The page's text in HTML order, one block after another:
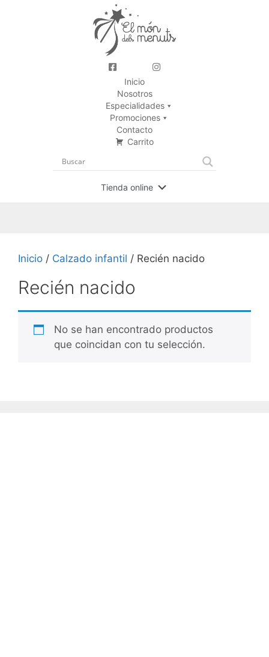
Inicio
Nosotros
Especialidades
Promociones
Contacto
Carrito
Tienda online
Inicio / Calzado infantil / Recién nacido
Recién nacido
No se han encontrado productos
que coincidan con tu selección.